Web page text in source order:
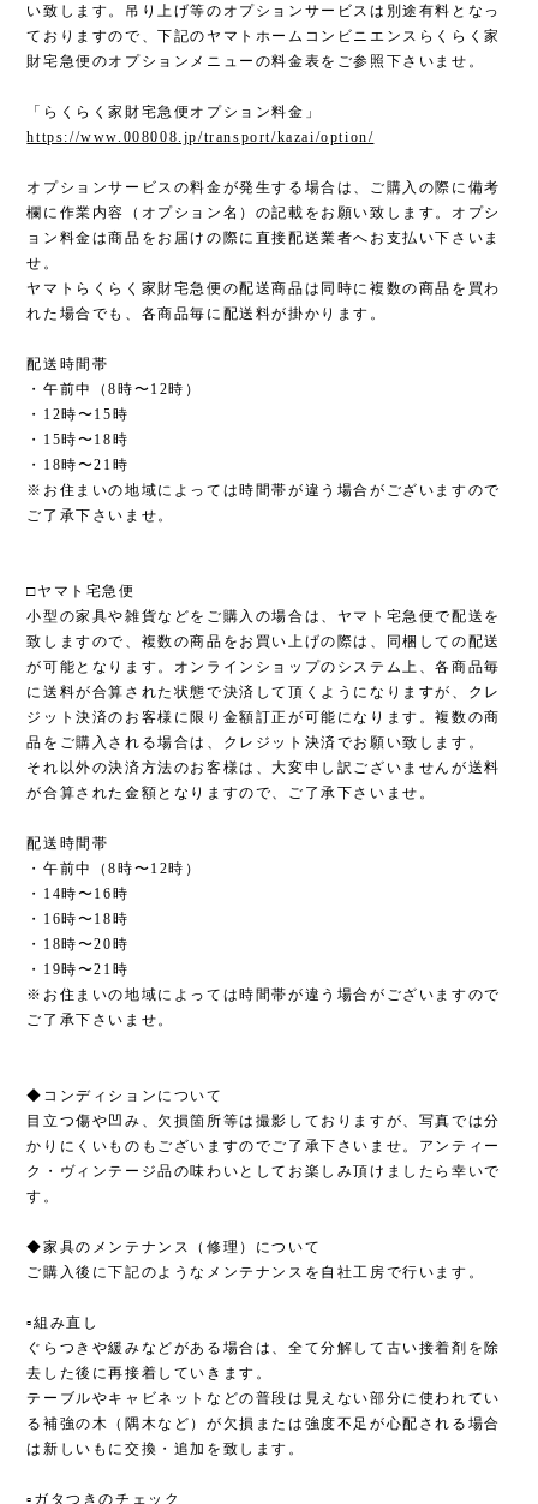
い致します。吊り上げ等のオプションサービスは別途有料となっ
ておりますので、下記のヤマトホームコンビニエンスらくらく家
財宅急便のオプションメニューの料金表をご参照下さいませ。
「らくらく家財宅急便オプション料金」
https://www.008008.jp/transport/kazai/option/
オプションサービスの料金が発生する場合は、ご購入の際に備考
欄に作業内容（オプション名）の記載をお願い致します。オプシ
ョン料金は商品をお届けの際に直接配送業者へお支払い下さいま
せ。
ヤマトらくらく家財宅急便の配送商品は同時に複数の商品を買わ
れた場合でも、各商品毎に配送料が掛かります。
配送時間帯
・午前中（8時〜12時）
・12時〜15時
・15時〜18時
・18時〜21時
※お住まいの地域によっては時間帯が違う場合がございますので
ご了承下さいませ。
□ヤマト宅急便
小型の家具や雑貨などをご購入の場合は、ヤマト宅急便で配送を
致しますので、複数の商品をお買い上げの際は、同梱しての配送
が可能となります。オンラインショップのシステム上、各商品毎
に送料が合算された状態で決済して頂くようになりますが、クレ
ジット決済のお客様に限り金額訂正が可能になります。複数の商
品をご購入される場合は、クレジット決済でお願い致します。
それ以外の決済方法のお客様は、大変申し訳ございませんが送料
が合算された金額となりますので、ご了承下さいませ。
配送時間帯
・午前中（8時〜12時）
・14時〜16時
・16時〜18時
・18時〜20時
・19時〜21時
※お住まいの地域によっては時間帯が違う場合がございますので
ご了承下さいませ。
◆コンディションについて
目立つ傷や凹み、欠損箇所等は撮影しておりますが、写真では分
かりにくいものもございますのでご了承下さいませ。アンティー
ク・ヴィンテージ品の味わいとしてお楽しみ頂けましたら幸いで
す。
◆家具のメンテナンス（修理）について
ご購入後に下記のようなメンテナンスを自社工房で行います。
▫︎組み直し
ぐらつきや緩みなどがある場合は、全て分解して古い接着剤を除
去した後に再接着していきます。
テーブルやキャビネットなどの普段は見えない部分に使われてい
る補強の木（隅木など）が欠損または強度不足が心配される場合
は新しいもに交換・追加を致します。
▫︎ガタつきのチェック